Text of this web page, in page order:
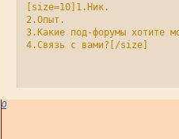
[size=10]1.Ник.
2.Опыт.
3.Какие под-форумы хотите
4.Связь с вами?[/size]
0